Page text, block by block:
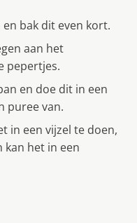
bak dit even kort.
aan het
pepertjes.
en doe dit in een
puree van.
in een vijzel te doen,
kan het in een